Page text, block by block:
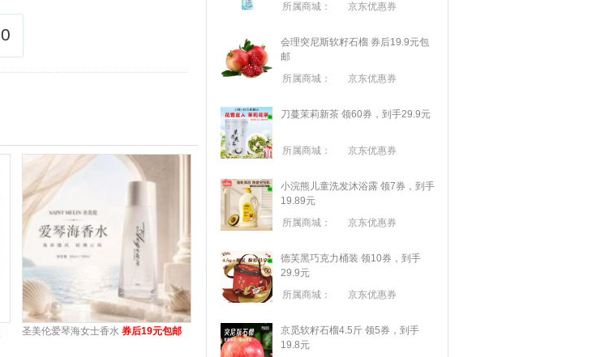
0
圣美伦爱琴海女士香水 券后19元包邮
所属商城： 京东优惠券
会理突尼斯软籽石榴 券后19.9元包
邮
所属商城：
京东优惠券
刀蔓茉莉新茶 领60券，到手29.9元
所属商城： 京东优惠券
小浣熊儿童洗发沐浴露 领7券，到手
19.89元
所属商城：
京东优惠券
德芙黑巧克力桶装 领10券，到手
29.9元
所属商城：
京东优惠券
京觅软籽石榴4.5斤 领5券，到手
19.8元